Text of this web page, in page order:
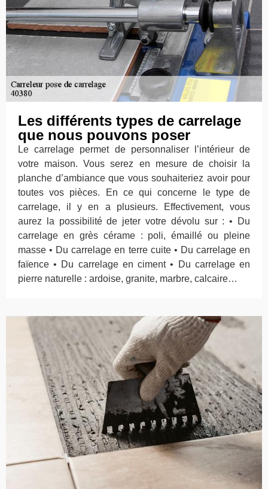
Les différents types de carrelage
que nous pouvons poser
Le carrelage permet de personnaliser l’intérieur de
votre maison. Vous serez en mesure de choisir la
planche d’ambiance que vous souhaiteriez avoir pour
toutes vos pièces. En ce qui concerne le type de
carrelage, il y en a plusieurs. Effectivement, vous
aurez la possibilité de jeter votre dévolu sur : • Du
carrelage en grès cérame : poli, émaillé ou pleine
masse • Du carrelage en terre cuite • Du carrelage en
faïence • Du carrelage en ciment • Du carrelage en
pierre naturelle : ardoise, granite, marbre, calcaire…